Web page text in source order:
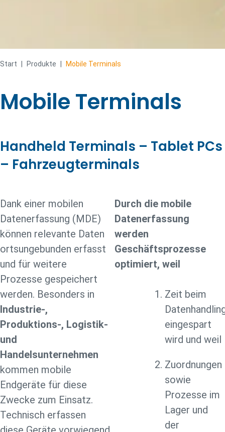
Start Produkte Mobile Terminals
Mobile Terminals
Handheld Terminals – Tablet PCs
– Fahrzeugterminals
Dank einer mobilen
Datenerfassung (MDE)
können relevante Daten
ortsungebunden erfasst
und für weitere
Prozesse gespeichert
werden. Besonders in
Industrie-,
Produktions-, Logistik-
und
Handelsunternehmen
kommen mobile
Endgeräte für diese
Zwecke zum Einsatz.
Technisch erfassen
Durch die mobile
Datenerfassung
werden
Geschäftsprozesse
optimiert, weil
Zeit beim
eingespart
wird und weil
Zuordnungen
sowie
Prozesse im
Lager und
der